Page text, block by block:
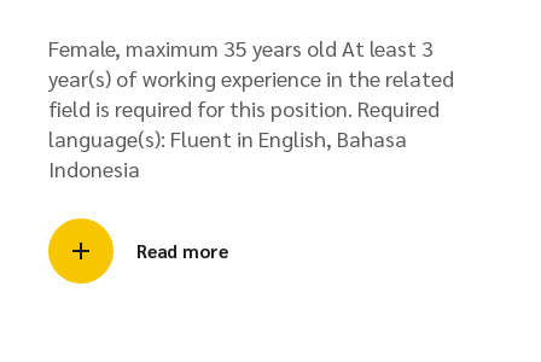
Female, maximum 35 years old At least 3
year(s) of working experience in the related
field is required for this position. Required
language(s): Fluent in English, Bahasa
Indonesia
Read more